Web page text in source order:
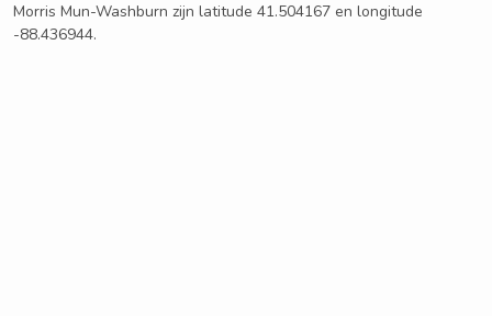
Morris Mun-Washburn zijn latitude 41.504167 en longitude
-88.436944.